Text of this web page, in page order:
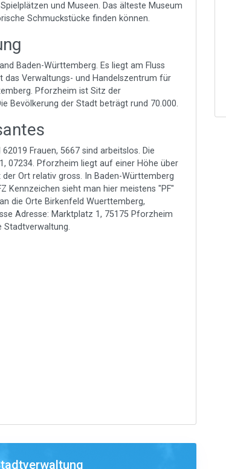
und Museen. Das älteste Museum
Schmuckstücke finden können.
Baden-Württemberg. Es liegt am Fluss
das Verwaltungs- und Handelszentrum für
Pforzheim ist Sitz der
Bevölkerung der Stadt beträgt rund 70.000.
Frauen, 5667 sind arbeitslos. Die
07234. Pforzheim liegt auf einer Höhe über
Ort relativ gross. In Baden-Württemberg
Kennzeichen sieht man hier meistens "PF"
die Orte Birkenfeld Wuerttemberg,
Adresse: Marktplatz 1, 75175 Pforzheim
Stadtverwaltung.